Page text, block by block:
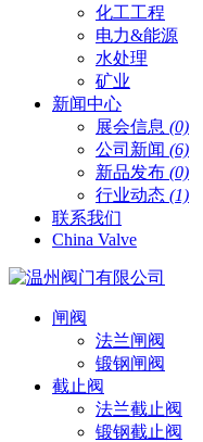
化工工程
电力&能源
水处理
矿业
新闻中心
展会信息 (0)
公司新闻 (6)
新品发布 (0)
行业动态 (1)
联系我们
China Valve
闸阀
法兰闸阀
锻钢闸阀
截止阀
法兰截止阀
锻钢截止阀